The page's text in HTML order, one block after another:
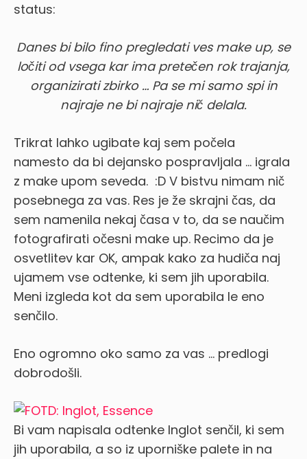
status:
Danes bi bilo fino pregledati ves make up, se
ločiti od vsega kar ima pretečen rok trajanja,
organizirati zbirko … Pa se mi samo spi in
najraje ne bi najraje nič delala.
Trikrat lahko ugibate kaj sem počela
namesto da bi dejansko pospravljala … igrala
z make upom seveda. :D V bistvu nimam nič
posebnega za vas. Res je že skrajni čas, da
sem namenila nekaj časa v to, da se naučim
fotografirati očesni make up. Recimo da je
osvetlitev kar OK, ampak kako za hudiča naj
ujamem vse odtenke, ki sem jih uporabila.
Meni izgleda kot da sem uporabila le eno
senčilo.
Eno ogromno oko samo za vas … predlogi
dobrodošli.
Bi vam napisala odtenke Inglot senčil, ki sem
jih uporabila, a so iz uporniške palete in na